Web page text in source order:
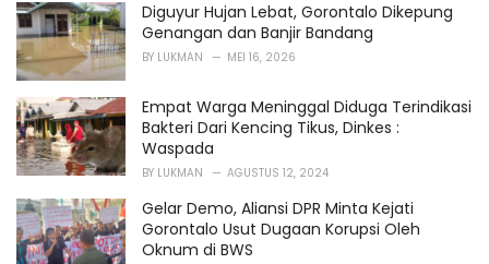
Diguyur Hujan Lebat, Gorontalo Dikepung
Genangan dan Banjir Bandang
BY LUKMAN MEI 16, 2026
Empat Warga Meninggal Diduga Terindikasi
Bakteri Dari Kencing Tikus, Dinkes :
Waspada
BY LUKMAN AGUSTUS 12, 2024
Gelar Demo, Aliansi DPR Minta Kejati
Gorontalo Usut Dugaan Korupsi Oleh
Oknum di BWS